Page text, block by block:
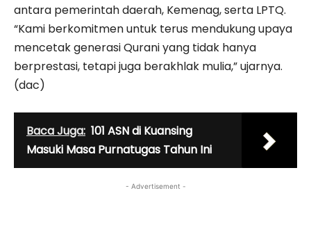
antara pemerintah daerah, Kemenag, serta LPTQ.
“Kami berkomitmen untuk terus mendukung upaya
mencetak generasi Qurani yang tidak hanya
berprestasi, tetapi juga berakhlak mulia,” ujarnya.
(dac)
Baca Juga: 101 ASN di Kuansing
Masuki Masa Purnatugas Tahun Ini
- Advertisement -